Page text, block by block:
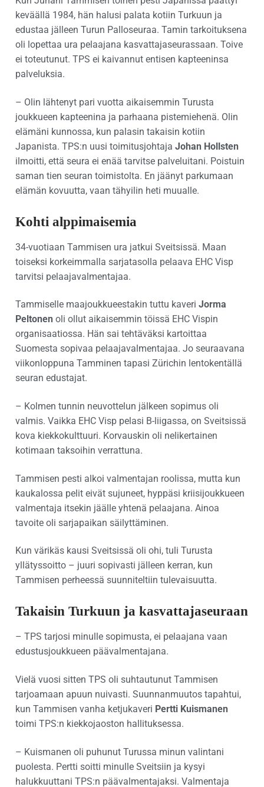
keväällä 1984, hän halusi palata kotiin Turkuun ja
edustaa jälleen Turun Palloseuraa. Tamin tarkoituksena
oli lopettaa ura pelaajana kasvattajaseurassaan. Toive
ei toteutunut. TPS ei kaivannut entisen kapteeninsa
palveluksia.
– Olin lähtenyt pari vuotta aikaisemmin Turusta
joukkueen kapteenina ja parhaana pistemiehenä. Olin
elämäni kunnossa, kun palasin takaisin kotiin
Japanista. TPS:n uusi toimitusjohtaja Johan Hollsten
ilmoitti, että seura ei enää tarvitse palveluitani. Poistuin
saman tien seuran toimistolta. En jäänyt parkumaan
elämän kovuutta, vaan tähyilin heti muualle.
Kohti alppimaisemia
34-vuotiaan Tammisen ura jatkui Sveitsissä. Maan
toiseksi korkeimmalla sarjatasolla pelaava EHC Visp
tarvitsi pelaajavalmentajaa.
Tammiselle maajoukkueestakin tuttu kaveri Jorma
Peltonen oli ollut aikaisemmin töissä EHC Vispin
organisaatiossa. Hän sai tehtäväksi kartoittaa
Suomesta sopivaa pelaajavalmentajaa. Jo seuraavana
viikonloppuna Tamminen tapasi Zürichin lentokentällä
seuran edustajat.
– Kolmen tunnin neuvottelun jälkeen sopimus oli
valmis. Vaikka EHC Visp pelasi B-liigassa, on Sveitsissä
kova kiekkokulttuuri. Korvauskin oli nelikertainen
kotimaan taksoihin verrattuna.
Tammisen pesti alkoi valmentajan roolissa, mutta kun
kaukalossa pelit eivät sujuneet, hyppäsi kriisijoukkueen
valmentaja itsekin jäälle yhtenä pelaajana. Ainoa
tavoite oli sarjapaikan säilyttäminen.
Kun värikäs kausi Sveitsissä oli ohi, tuli Turusta
yllätyssoitto – juuri sopivasti jälleen kerran, kun
Tammisen perheessä suunniteltiin tulevaisuutta.
Takaisin Turkuun ja kasvattajaseuraan
– TPS tarjosi minulle sopimusta, ei pelaajana vaan
edustusjoukkueen päävalmentajana.
Vielä vuosi sitten TPS oli suhtautunut Tammisen
tarjoamaan apuun nuivasti. Suunnanmuutos tapahtui,
kun Tammisen vanha ketjukaveri Pertti Kuismanen
toimi TPS:n kiekkojaoston hallituksessa.
– Kuismanen oli puhunut Turussa minun valintani
puolesta. Pertti soitti minulle Sveitsiin ja kysyi
halukkuuttani TPS:n päävalmentajaksi. Valmentaja